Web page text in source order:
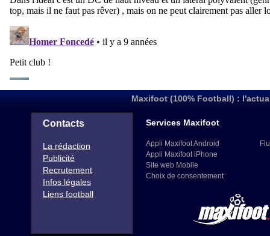
Maxifoot (100% Football) :
Contacts
La rédaction
Publicité
Recrutement
Infos légales
Liens football
Services Maxifoot
Appli Maxifoot Android
Appli Maxifoot iPhone
Site web Mobile
Choix de consentement